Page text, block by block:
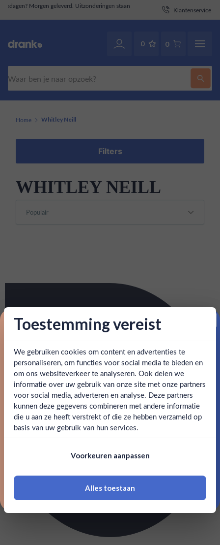
Klantenservice070-2141946 . Ook via WhatsApp.
0 0
Ben jij 18 jaar of ouder?
Ja Nee
18 jaar of ouder zijn
Home Whitley Neill
Filters
WHITLEY NEILL
Toestemming vereist
We gebruiken cookies om content en advertenties te
personaliseren, om functies voor social media te bieden en
om ons websiteverkeer te analyseren. Ook delen we
informatie over uw gebruik van onze site met onze partners
voor social media, adverteren en analyse. Deze partners
kunnen deze gegevens combineren met andere informatie
die u aan ze heeft verstrekt of die ze hebben verzameld op
basis van uw gebruik van hun services.
Voorkeuren aanpassen
Alles toestaan
Proost op je eerste korting!
Schrijf je in en ontvang direct 5% korting op je eerste
bestelling.
Email
Claim mijn korting